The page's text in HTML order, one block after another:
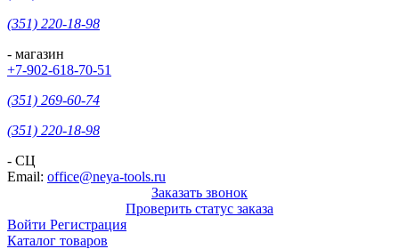
(351) 220-18-98
- магазин
+7-902-618-70-51
(351) 269-60-74
(351) 220-18-98
- СЦ
Email: office@neya-tools.ru
Заказать звонок
Проверить статус заказа
Войти Регистрация
Каталог товаров